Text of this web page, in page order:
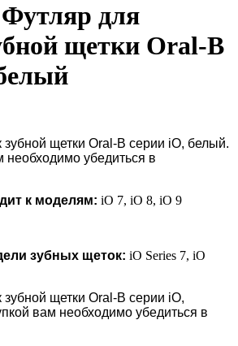
для
щетки Oral-B
зубной щетки Oral-B серии iO, белый.
необходимо убедиться в
к моделям: iO 7, iO 8, iO 9
зубных щеток: iO Series 7, iO
щетки Oral-B серии iO,
вам необходимо убедиться в